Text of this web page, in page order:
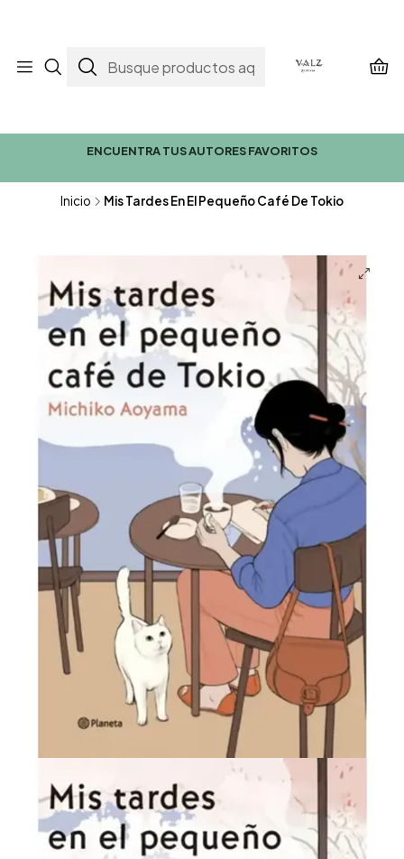
ENCUENTRA TUS AUTORES FAVORITOS
Inicio Mis Tardes En El Pequeño Café De Tokio